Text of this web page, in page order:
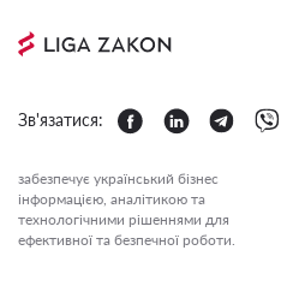
Зв'язатися:
забезпечує український бізнес
інформацією, аналітикою та
технологічними рішеннями для
ефективної та безпечної роботи.